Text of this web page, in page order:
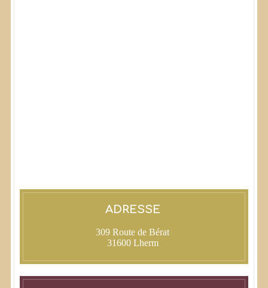
ADRESSE
309 Route de Bérat
31600 Lherm